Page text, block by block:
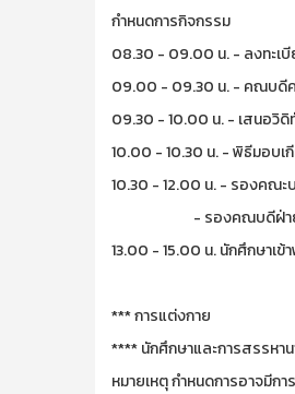
กำหนดการกิจกรรม
08.30 - 09.00 น. - ลงทะเ
09.00 - 09.30 น. - คณบดีค
09.30 - 10.00 น. - เสนอวิดิ
10.00 - 10.30 น. - พิธีมอบเ
10.30 - 12.00 น. - รอง
- รองคณบดีฝ่ายกิจ
13.00 - 15.00 น. นักศึกษาเข้
*** การแต่งกาย
**** นักศึกษาและการสรรหา
หมายเหตุ กำหนดการอาจมีก